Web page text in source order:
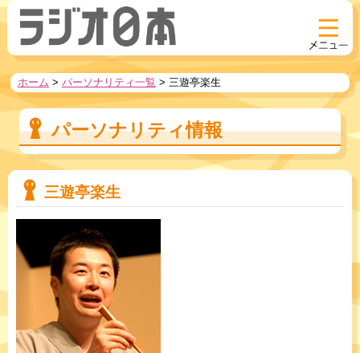
ホーム > パーソナリティ一覧 > 三遊亭楽生
パーソナリティ情報
三遊亭楽生